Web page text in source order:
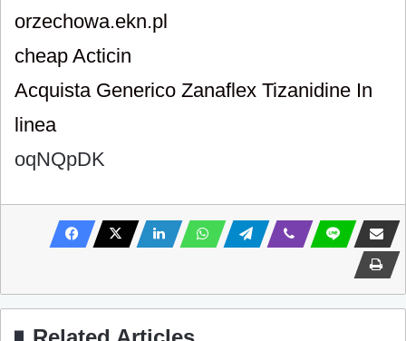
orzechowa.ekn.pl
cheap Acticin
Acquista Generico Zanaflex Tizanidine In
linea
oqNQpDK